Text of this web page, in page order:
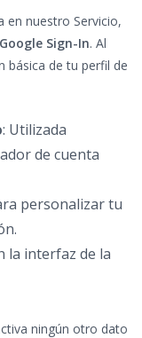
en nuestro Servicio,
Google Sign-In. Al
básica de tu perfil de
: Utilizada
de cuenta
personalizar tu
la interfaz de la
ningún otro dato